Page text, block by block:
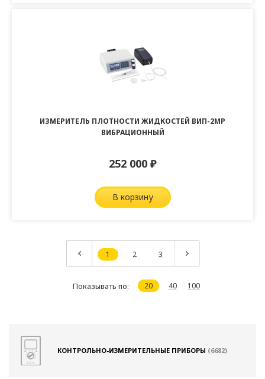
ИЗМЕРИТЕЛЬ ПЛОТНОСТИ ЖИДКОСТЕЙ ВИП-2МР
ВИБРАЦИОННЫЙ
252 000 ₽
в корзину
1 2 3
Показывать по: 20 40 100
КОНТРОЛЬНО-ИЗМЕРИТЕЛЬНЫЕ ПРИБОРЫ (6682)